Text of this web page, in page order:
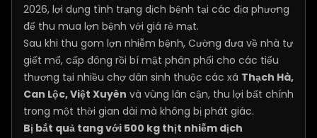
2026, lợi dụng tình trạng dịch bệnh tại các địa phương
để thu mua lợn bệnh với giá rẻ mạt.
Sau khi thu gom lợn nhiễm bệnh, Cường đưa về nhà tự
giết mổ, cấp đông rồi bí mật phân phối cho các tiểu
thương tại nhiều chợ dân sinh thuộc các xã Thạch Hà,
Can Lộc, Việt Xuyên và vùng lân cận, thu lợi bất chính
trong một thời gian dài mà không bị phát giác.
Bị bắt quả tang với 500 kg thịt nhiễm dịch